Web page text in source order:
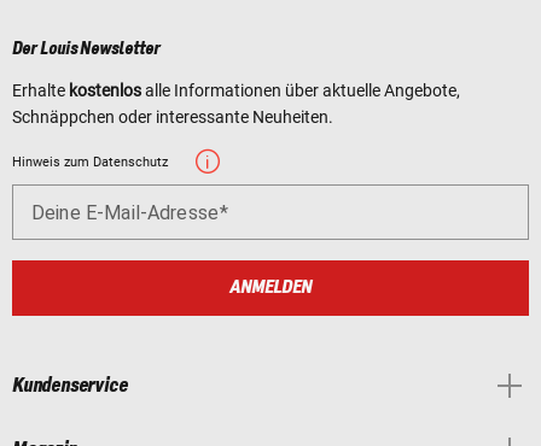
Der Louis Newsletter
Erhalte kostenlosalle Informationen über aktuelle Angebote,
Schnäppchen oder interessante Neuheiten.
Hinweis zum Datenschutz
Deine E-Mail-Adresse
ANMELDEN
Kundenservice